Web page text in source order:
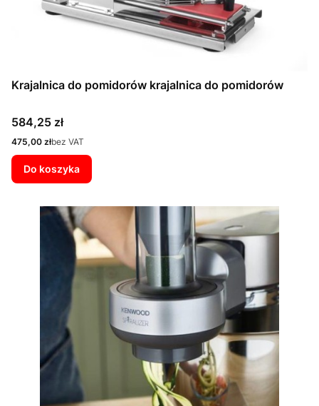
Krajalnica do pomidorów krajalnica do pomidorów
Cena
584,25 zł
Cena
475,00 złbez VAT
Do koszyka